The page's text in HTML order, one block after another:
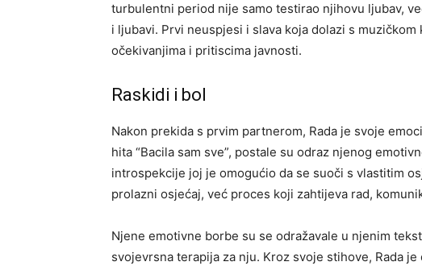
turbulentni period nije samo testirao njihovu ljubav,
i ljubavi. Prvi neuspjesi i slava koja dolazi s
očekivanjima i pritiscima javnosti.
Raskidi i bol
Nakon prekida s prvim partnerom, Rada je svoje
hita “Bacila sam sve”, postale su odraz njenog
introspekcije joj je omogućio da se suoči s vlastitim
prolazni osjećaj, već proces koji zahtijeva rad,
Njene emotivne borbe su se odražavale u njenim
svojevrsna terapija za nju. Kroz svoje stihove, Rada